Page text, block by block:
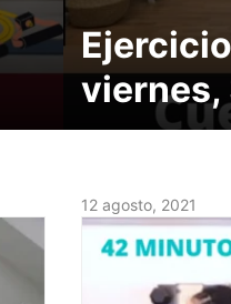
12 agosto, 2021